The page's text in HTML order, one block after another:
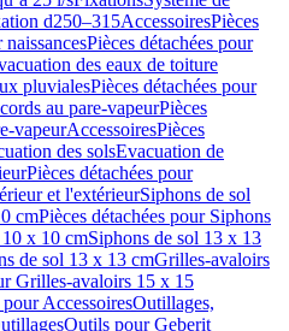
d250–315AccessoiresPièces
naissancesPièces détachées pour
des eaux de toiture
pluvialesPièces détachées pour
au pare-vapeurPièces
vapeurAccessoiresPièces
des solsEvacuation de
Pièces détachées pour
et l'extérieurSiphons de sol
cmPièces détachées pour Siphons
10 x 10 cmSiphons de sol 13 x 13
de sol 13 x 13 cmGrilles-avaloirs
Grilles-avaloirs 15 x 15
pour AccessoiresOutillages,
Outils pour Geberit